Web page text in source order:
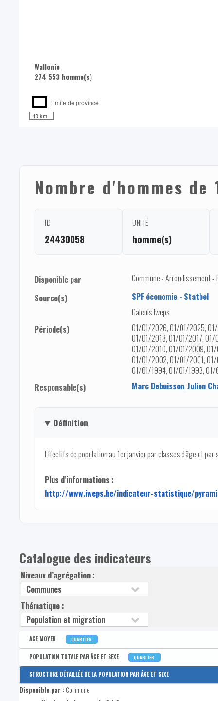
Wallonie
274 553 homme(s)
Limite de province
10 km
Nombre d'hommes de
ID
24430058
UNITÉ
homme(s)
Disponible par
Commune - Arrondissement -
Source(s)
SPF économie - Statbel
Calculs Iweps
Période(s)
01/01/2026, 01/01/2025,
01/01/2018, 01/01/2017,
01/01/2010, 01/01/2009,
01/01/2002, 01/01/2001,
01/01/1994, 01/01/1993,
Responsable(s)
Marc Debuisson,Julien
Définition
Effectifs de population au 1er janvier par classes d'âge et par
Plus d'informations :
http://www.iweps.be/indicateur-statistique/
Catalogue des indicateurs
Niveaux d’agrégation :
Thématique :
AGE MOYEN QUARTIER
Disponible par :Commune - Arrondissement - Province - Bassin EFE - Zone de
Age moyen de la population
POPULATION TOTALE PAR ÂGE ET SEXE QUARTIER
Disponible par :Commune - Arrondissement - Province - Bassin EFE - Zone de
Population totale
STRUCTURE DÉTAILLÉE DE LA POPULATION PAR ÂGE ET SEXE
Disponible par : Commune